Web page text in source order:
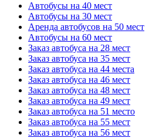
Автобусы на 40 мест
Автобусы на 30 мест
Аренда автобусов на 50 мест
Автобусы на 60 мест
Заказ автобуса на 28 мест
Заказ автобуса на 35 мест
Заказ автобуса на 44 места
Заказ автобуса на 46 мест
Заказ автобуса на 48 мест
Заказ автобуса на 49 мест
Заказ автобуса на 51 место
Заказ автобуса на 55 мест
Заказ автобуса на 56 мест